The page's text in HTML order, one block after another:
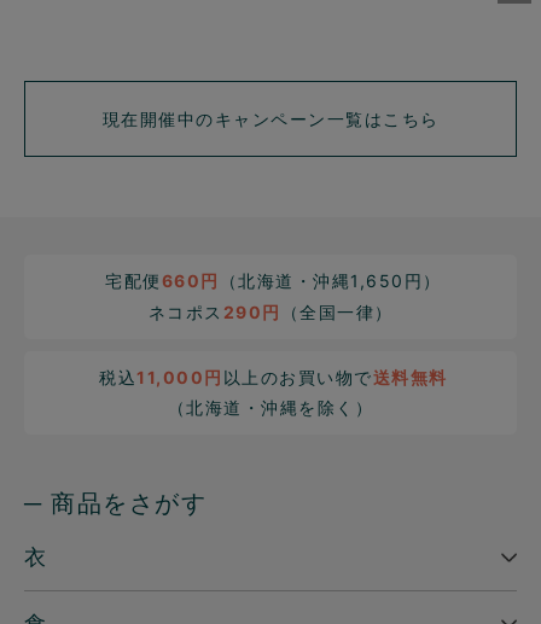
現在開催中のキャンペーン一覧はこちら
宅配便660円
（北海道・沖縄1,650円）
ネコポス 290円 （全国一律）
税込11,000円 以上のお買い物で送料無料
（北海道・沖縄を除く）
─ 商品をさがす
衣